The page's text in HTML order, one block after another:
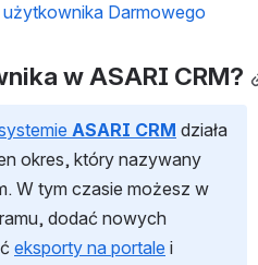
użytkownika Darmowego
w ASARI CRM?
ASARI CRM działa
okres, który nazywany
W tym czasie możesz w
dodać nowych
eksporty na portale i